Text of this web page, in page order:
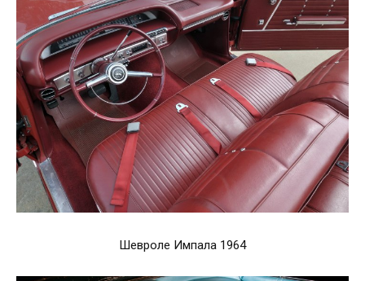
Шевроле Импала 1964